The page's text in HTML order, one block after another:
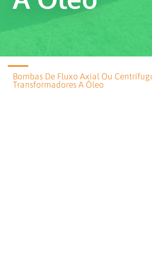
Bombas De Fluxo Axial Ou
Transformadores A Óleo